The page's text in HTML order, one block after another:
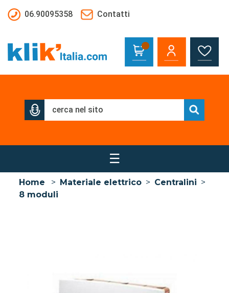
06.90095358
Contatti
☰
Home > Materiale elettrico > Centralini >
8 moduli